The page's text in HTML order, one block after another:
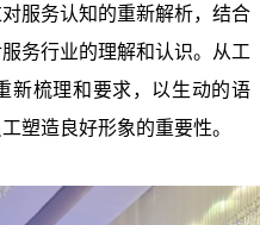
服务认知的重新解析，结合
务行业的理解和认识。从工
新梳理和要求，以生动的语
塑造良好形象的重要性。